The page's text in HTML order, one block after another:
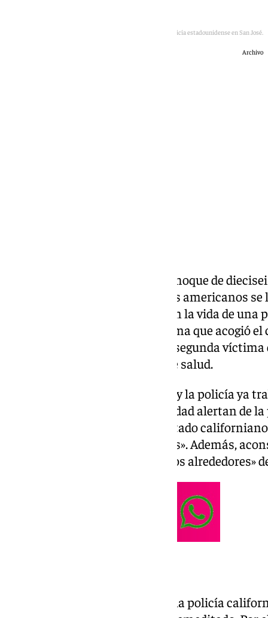
Imagen de la policía estadounidense en San José.
Archivo
Tras la celebración del primer choque de
Sudáfrica y Canadá, en el que los americanos
lugar un tiroteo que terminó con la vida de una
en la ciudad de San José, la misma que acogió
americanos y que se cobró una segunda
terminó en estado muy grave de salud.
Por ahora no se tienen pruebas y la policía ya
sucedido. Los cuerpos de seguridad alertan de
las calles de lo ocurrido en el estado
la zona y usar rutas alternativas». Además,
«numerosas calles cercanas a los alrededores»
Esta es la primera hipótesis de la policía